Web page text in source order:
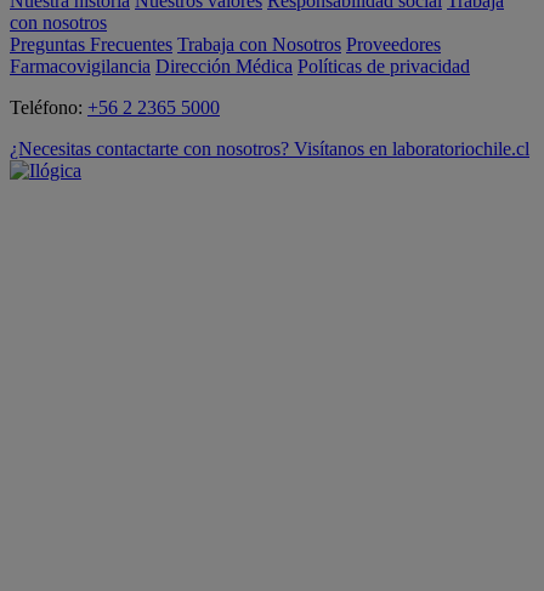
con nosotros
Preguntas Frecuentes Trabaja con Nosotros Proveedores
Farmacovigilancia Dirección Médica Políticas de privacidad
Teléfono: +56 2 2365 5000
¿Necesitas contactarte con nosotros? Visítanos en laboratoriochile.cl